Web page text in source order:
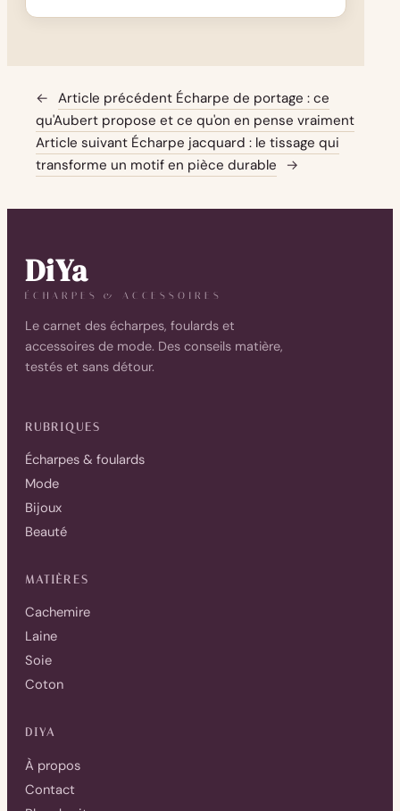
← Article précédent Écharpe de portage : ce
qu'Aubert propose et ce qu'on en pense vraiment
Article suivant Écharpe jacquard : le tissage qui
transforme un motif en pièce durable
→
DiYa
ÉCHARPES & ACCESSOIRES
Le carnet des écharpes, foulards et
accessoires de mode. Des conseils matière,
testés et sans détour.
RUBRIQUES
Écharpes & foulards
Mode
Bijoux
Beauté
MATIÈRES
Cachemire
Laine
Soie
Coton
DIYA
À propos
Contact